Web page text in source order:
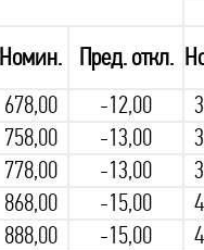
Номин. Пред. откл.
678,00 -12,00
758,00 -13,00
778,00 -13,00
868,00 -15,00
888,00 -15,00